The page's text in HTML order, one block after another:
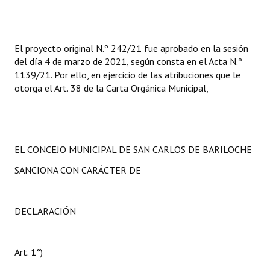
El proyecto original N.º 242/21 fue aprobado en la sesión
del día 4 de marzo de 2021, según consta en el Acta N.º
1139/21. Por ello, en ejercicio de las atribuciones que le
otorga el Art. 38 de la Carta Orgánica Municipal,
EL CONCEJO MUNICIPAL DE SAN CARLOS DE BARILOCHE
SANCIONA CON CARÁCTER DE
DECLARACIÓN
Art. 1°)